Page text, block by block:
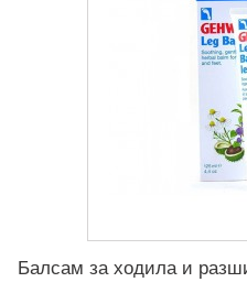
Балсам за ходила и